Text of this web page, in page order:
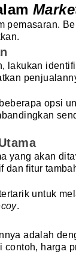
pemasaran.
lakukan
opsi
yang akan
dan fitur
untuk
.
adalah
contoh, harga